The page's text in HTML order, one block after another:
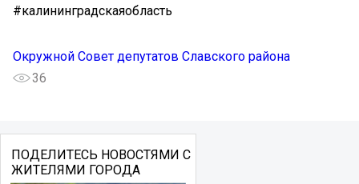
#калининградскаяобласть
Окружной Совет депутатов Славского района
36
ПОДЕЛИТЕСЬ НОВОСТЯМИ С
ЖИТЕЛЯМИ ГОРОДА